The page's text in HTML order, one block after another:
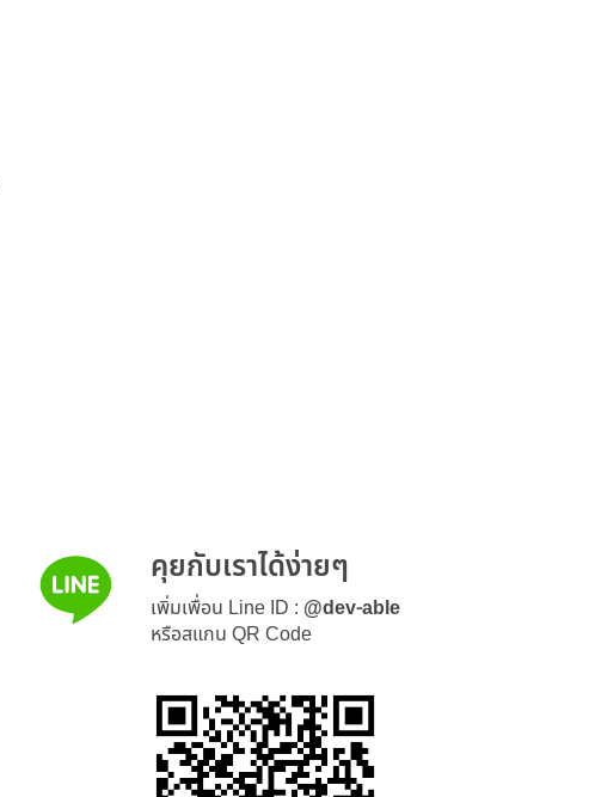
คุยกับเราได้ง่ายๆ
เพิ่มเพื่อน Line ID : @dev-able
หรือสแกน QR Code